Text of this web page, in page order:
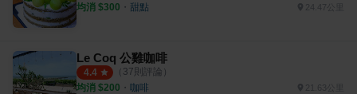
均消 $300 ・ 甜點 24.47公里
Le Coq 公雞咖啡
4.4 （ 37則評論）
均消 $200 ・ 咖啡